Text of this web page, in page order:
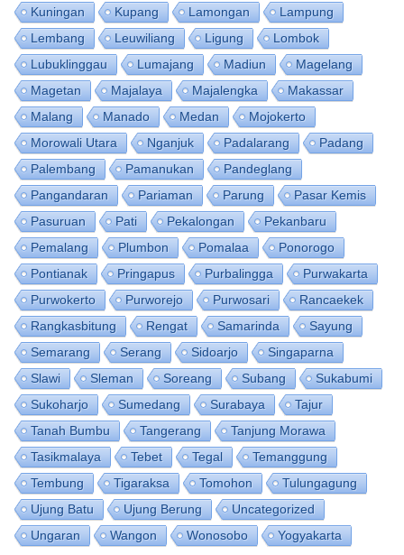
Kuningan
Kupang Lamongan
Lampung
Lembang
Leuwiliang Ligung
Lombok
Lubuklinggau
Lumajang Madiun
Magelang
Magetan
Majalaya Majalengka
Makassar
Malang
Manado Medan
Mojokerto
Morowali Utara
Nganjuk Padalarang
Padang
Palembang
Pamanukan
Pandeglang
Pangandaran
Pariaman Parung
Pasar Kemis
Pasuruan
Pati Pekalongan
Pekanbaru
Pemalang
Plumbon Pomalaa
Ponorogo
Pontianak
Pringapus Purbalingga
Purwakarta
Purwokerto
Purworejo Purwosari
Rancaekek
Rangkasbitung
Rengat Samarinda
Sayung
Semarang
Serang Sidoarjo
Singaparna
Slawi
Sleman Soreang Subang
Sukabumi
Sukoharjo
Sumedang Surabaya
Tajur
Tanah Bumbu
Tangerang
Tanjung Morawa
Tasikmalaya
Tebet Tegal
Temanggung
Tembung
Tigaraksa Tomohon
Tulungagung
Ujung Batu
Ujung Berung
Uncategorized
Ungaran
Wangon Wonosobo Yogyakarta